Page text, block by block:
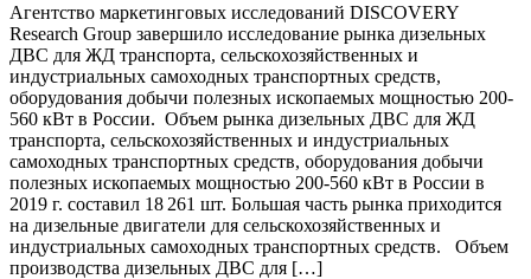
Агентство маркетинговых исследований DISCOVERY
Research Group завершило исследование рынка дизельных
ДВС для ЖД транспорта, сельскохозяйственных и
индустриальных самоходных транспортных средств,
оборудования добычи полезных ископаемых мощностью 200-
560 кВт в России. Объем рынка дизельных ДВС для ЖД
транспорта, сельскохозяйственных и индустриальных
самоходных транспортных средств, оборудования добычи
полезных ископаемых мощностью 200-560 кВт в России в
2019 г. составил 18 261 шт. Большая часть рынка приходится
на дизельные двигатели для сельскохозяйственных и
индустриальных самоходных транспортных средств. Объем
производства дизельных ДВС для […]